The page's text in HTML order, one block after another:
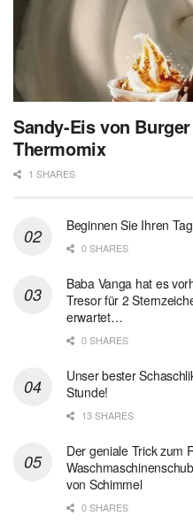
Sandy-Eis von
Thermomix
1 SHARES
Beginnen Sie Ihren
0 SHARES
Baba Vanga hat es
Tresor für 2
erwartet…
0 SHARES
Unser bester
Stunde!
13 SHARES
Der geniale Trick zum
von Schimmel
0 SHARES